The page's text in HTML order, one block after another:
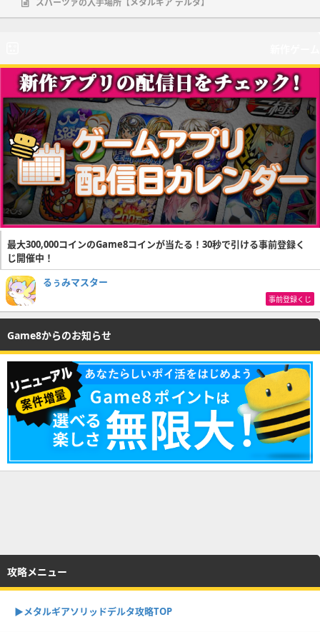
スパーツァの入手場所【メタルギア デルタ】
最大300,000コインのGame8コインが当たる！30秒で引ける事前登録く
じ開催中！
るぅみマスター
事前登録くじ
Game8からのお知らせ
攻略メニュー
▶︎メタルギアソリッドデルタ攻略TOP